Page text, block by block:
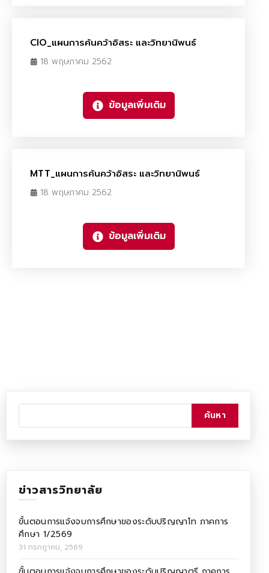
CIO_แผนการค้นคว้าอิสระ และวิทยานิพนธ์
18 พฤษภาคม 2562
ข้อมูลเพิ่มเติม
MTT_แผนการค้นคว้าอิสระ และวิทยานิพนธ์
18 พฤษภาคม 2562
ข้อมูลเพิ่มเติม
ข่าวสารวิทยาลัย
ขั้นตอนการแจ้งจบการศึกษาของระดับปริญญาโท ภาคการ
ศึกษา 1/2569
31 กรกฎาคม, 2569